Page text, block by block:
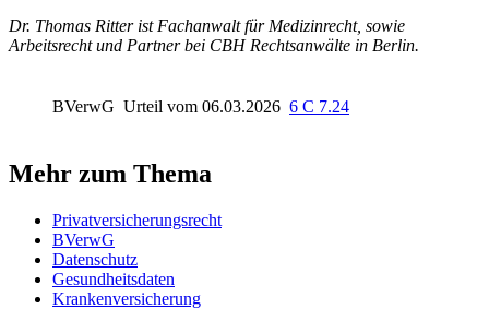
Dr. Thomas Ritter ist Fachanwalt für Medizinrecht, sowie
Arbeitsrecht und Partner bei CBH Rechtsanwälte in Berlin.
BVerwG Urteil vom 06.03.2026 6 C 7.24
Mehr zum Thema
Privatversicherungsrecht
BVerwG
Datenschutz
Gesundheitsdaten
Krankenversicherung